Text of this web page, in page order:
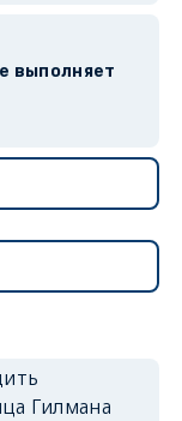
выполняет
Гилмана